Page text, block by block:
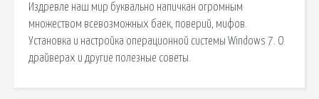
Издревле наш мир буквально напичкан огромным
множеством всевозможных баек, поверий, мифов.
Установка и настройка операционной системы Windows 7. О
драйверах и другие полезные советы.